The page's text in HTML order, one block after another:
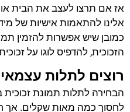
אז אם תרצו לעצב את הבית
אלינו להתאמות אישיות של
כמובן שיש אפשרות להזמין
הזכוכית, להדפיס לוגו על
רוצים לתלות
הבחירה לתלות תמונת זכוכית
לחסוך כמה מאות שקלים. אך